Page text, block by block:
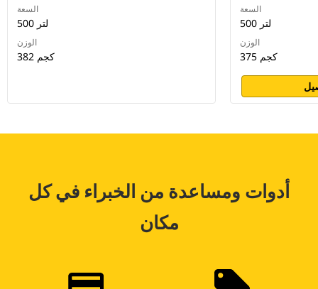
السعة
500 لتر
الوزن
382 كجم
السعة
500 لتر
الوزن
375 كجم
أدوات ومساعدة من الخبراء في كل
مكان